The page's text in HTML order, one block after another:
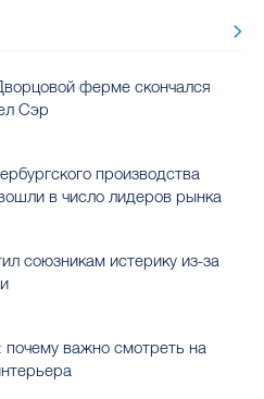
ферме скончался
Сэр
производства
в число лидеров рынка
союзникам истерику из-за
почему важно смотреть на